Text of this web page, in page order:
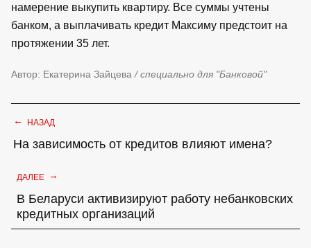
намерение выкупить квартиру. Все суммы учтены
банком, а выплачивать кредит Максиму предстоит на
протяжении 35 лет.
Автор: Екатерина Зайцева / специально для "Банковой"
← НАЗАД
На зависимость от кредитов влияют имена?
ДАЛЕЕ →
В Беларуси активизируют работу небанковских
кредитных организаций